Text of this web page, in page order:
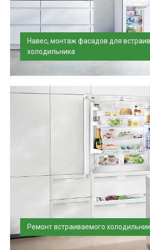
Навес, монтаж фасадов для
холодильника
Произведем установку и монтаж
Ремонт встраиваемого
Ремонт и заправка любых